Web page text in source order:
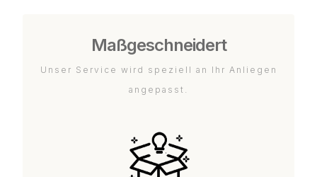
Maßgeschneidert
Unser Service wird speziell an Ihr Anliegen
angepasst.